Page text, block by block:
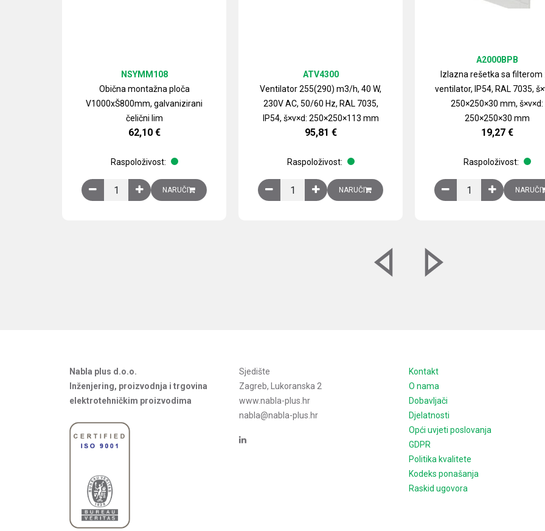
Obična montažna ploča
V1000xŠ800mm, galvanizirani
čelični lim
NSYMM108
62,10 €
Raspoloživost:
Obična montažna ploča V1000xŠ800mm, galvanizirani čelični lim količina
NARUČI
Ventilator 255(290) m3/h, 40 W,
230V AC, 50/60 Hz, RAL 7035,
IP54, š×v×d: 250×250×113 mm
ATV4300
95,81 €
Raspoloživost:
Ventilator 255(290) m3/h, 40 W, 230V AC, 50/60 Hz, RAL 7035,
NARUČI
Izlazna rešetka sa filterom
ventilator, IP54, RAL 7035,
250×250×30 mm, š×v×d:
250×250×30 mm
A2000BPB
19,27 €
Raspoloživost:
Izlazna rešetka saNARUČI
Nabla plus d.o.o.
Inženjering, proizvodnja i trgovina
elektrotehničkim proizvodima
Sjedište
Zagreb, Lukoranska 2
www.nabla-plus.hr
nabla@nabla-plus.hr
Kontakt
O nama
Dobavljači
Djelatnosti
Opći uvjeti poslovanja
GDPR
Politika kvalitete
Kodeks ponašanja
Raskid ugovora